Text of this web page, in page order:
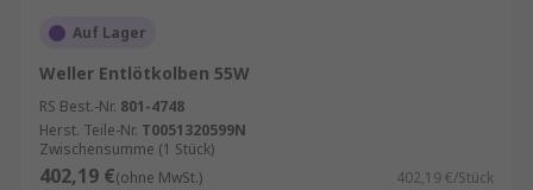
Auf Lager
Weller Entlötkolben 55W
RS Best.-Nr. 801-4748
Herst. Teile-Nr. T0051320599N
Zwischensumme (1 Stück)
402,19 €(ohne MwSt.) 402,19 €/Stück